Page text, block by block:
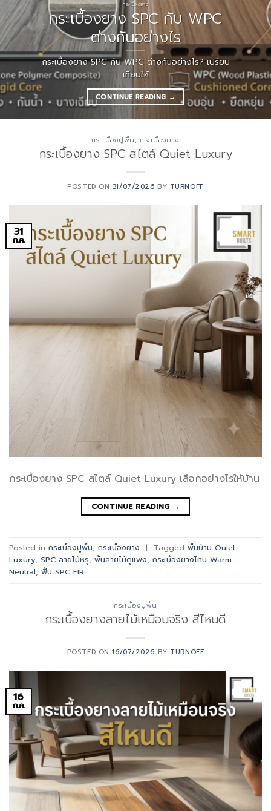
กระเบื้องยาง
กระเบื้องยาง SPC กับ WPC
ต่างกันอย่างไร
กระเบื้องยาง SPC กับ WPC ต่างกันอย่างไร? เปรียบ
เทียบให้
CONTINUE READING →
กระเบื้องปูพื้น,กระเบื้องยาง
กระเบื้องยาง SPC สไตล์ Quiet Luxury
POSTED ON 31/07/2026 BY TURNOFF
31
ก.ค.
กระเบื้องยาง SPC สไตล์ Quiet Luxury เลือกอย่างไรให้บ้าน
CONTINUE READING →
Posted in กระเบื้องปูพื้น, กระเบื้องยาง | Tagged พื้นบ้าน Quiet
Luxury, SPC ลายไม้หรู, พื้นลายไม้ดูแพง, กระเบื้องยางโทน Warm
Neutral, พื้น SPC EIR
กระเบื้องปูพื้น
กระเบื้องยางลายไม้เหมือนจริง สีไหนดี
POSTED ON16/07/2026 BY TURNOFF
16
ก.ค.